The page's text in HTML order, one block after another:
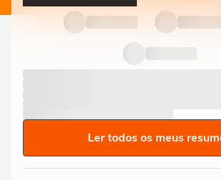
Ler todos os meus